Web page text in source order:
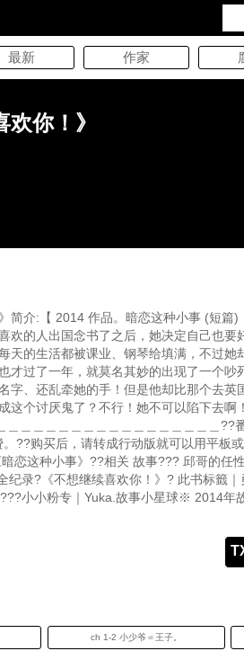
最新 作家
欢你！》
简介:【 2014 作品。暗恋这种小事 (短篇
欢的人出国念书了之后，她决定自己也要
天的生活都被课业、钢琴给填满，不过她
才过了一年，就莫名其妙的出现了一个吵
字、还乱牵她的手！但是他却比那个去
这个讨厌鬼了？不行！她不可以陷下去啊
＿＿＿＿＿＿＿＿＿＿＿＿＿＿＿＿＿??
??购买后，请转成行动版就可以用平板
恋这种小事》??相关 故事??? 邱哥的任
纪录?《不想继续喜欢你！》? 此书标籤
小小粉专｜Yuka.故事小星球※ 2014年
ch 1-2 小少爷＝王子。